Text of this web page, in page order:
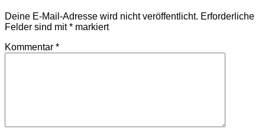
Deine E-Mail-Adresse wird nicht veröffentlicht. Erforderliche
Felder sind mit* markiert
Kommentar *